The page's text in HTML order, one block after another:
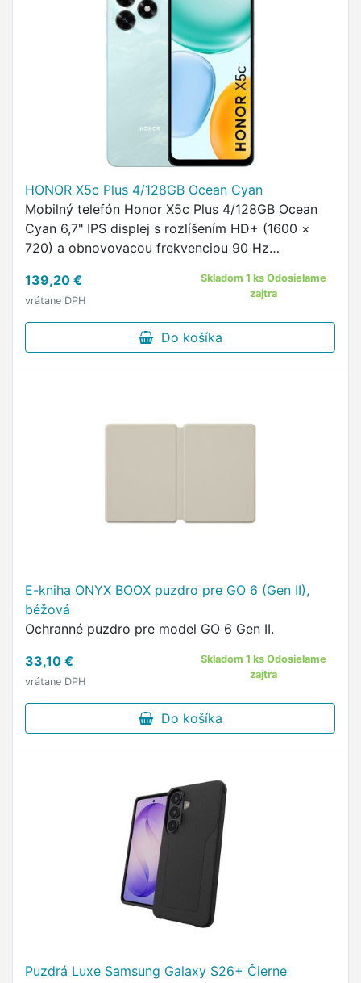
HONOR X5c Plus 4/128GB Ocean Cyan
Mobilný telefón Honor X5c Plus 4/128GB Ocean
Cyan 6,7" IPS displej s rozlíšením HD+ (1600 ×
720) a obnovovacou frekvenciou 90 Hz
GHz) Operačná pamäť 4 GB RAM a …
139,20 €
vrátane DPH
Skladom 1 ks Odosielame
zajtra
Do košíka
E-kniha ONYX BOOX puzdro pre GO 6 (Gen II),
béžová
Ochranné puzdro pre model GO 6 Gen II.
33,10 €
vrátane DPH
Skladom 1 ks Odosielame
zajtra
Do košíka
Puzdrá Luxe Samsung Galaxy S26+ Čierne